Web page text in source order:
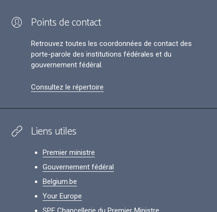
Points de contact
Retrouvez toutes les coordonnées de contact des
porte-parole des institutions fédérales et du
gouvernement fédéral.
Consultez le répertoire
Liens utiles
Premier ministre
Gouvernement fédéral
Belgium.be
Your Europe